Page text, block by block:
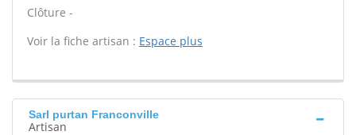
Clôture -
Voir la fiche artisan : Espace plus
Sarl purtan Franconville
Artisan